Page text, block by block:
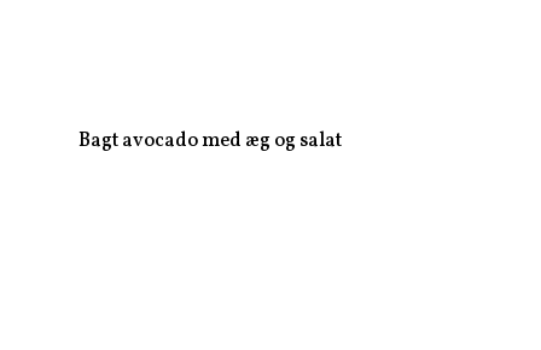
Bagt avocado med æg og salat